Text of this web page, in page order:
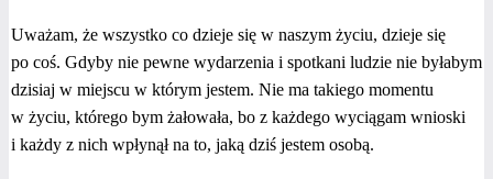
Uważam, że wszystko co dzieje się w naszym życiu, dzieje się
po coś. Gdyby nie pewne wydarzenia i spotkani ludzie nie byłabym
dzisiaj w miejscu w którym jestem. Nie ma takiego momentu
w życiu, którego bym żałowała, bo z każdego wyciągam wnioski
i każdy z nich wpłynął na to, jaką dziś jestem osobą.